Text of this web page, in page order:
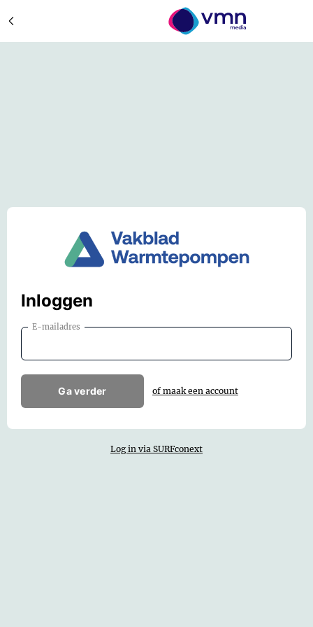
Inloggen
E-mailadres
Ga verder of maak een account
Log in via SURFconext